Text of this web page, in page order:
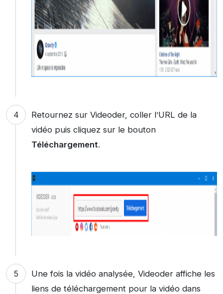
Retournez sur Videoder, coller l’URL de la
vidéo puis cliquez sur le bouton
Téléchargement.
Une fois la vidéo analysée, Videoder affiche les
liens de téléchargement pour la vidéo dans